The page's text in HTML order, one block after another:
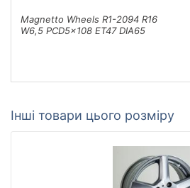
Magnetto Wheels R1-2094 R16
W6,5 PCD5x108 ET47 DIA65
Інші товари цього розміру